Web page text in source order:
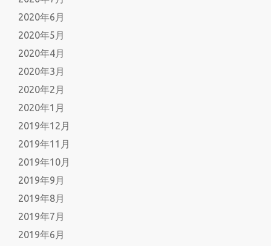
2020年6月
2020年5月
2020年4月
2020年3月
2020年2月
2020年1月
2019年12月
2019年11月
2019年10月
2019年9月
2019年8月
2019年7月
2019年6月